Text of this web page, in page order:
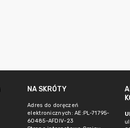
NA SKRÓTY
Adres do doręczeń
elektronicznych: AE:PL-71795-
60485-AFDIV-23